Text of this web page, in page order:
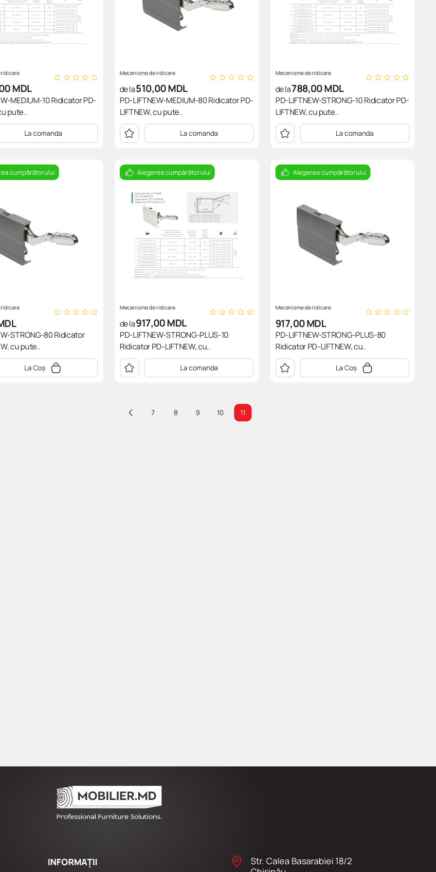
MDL
MEDIUM-10 Ridicator PD-
pute..
La comanda
Mecanisme de ridicare
de la510,00MDL
PD-LIFTNEW-MEDIUM-80 Ridicator PD-
LIFTNEW, cu pute..
La comanda
Mecanisme de ridicare
de la788,00MDL
PD-LIFTNEW-STRONG-10 Ridicator PD-
LIFTNEW, cu pute..
La comanda
cumpărătorului
STRONG-80 Ridicator
cu pute..
La Coș
Alegerea cumpărătorului
Mecanisme de ridicare
de la917,00MDL
PD-LIFTNEW-STRONG-PLUS-10
Ridicator PD-LIFTNEW, cu..
La comanda
Alegerea cumpărătorului
Mecanisme de ridicare
917,00MDL
PD-LIFTNEW-STRONG-PLUS-80
Ridicator PD-LIFTNEW, cu..
La Coș
7 8 9 10 11
INFORMAȚII
Str. Calea Basarabiei 18/2